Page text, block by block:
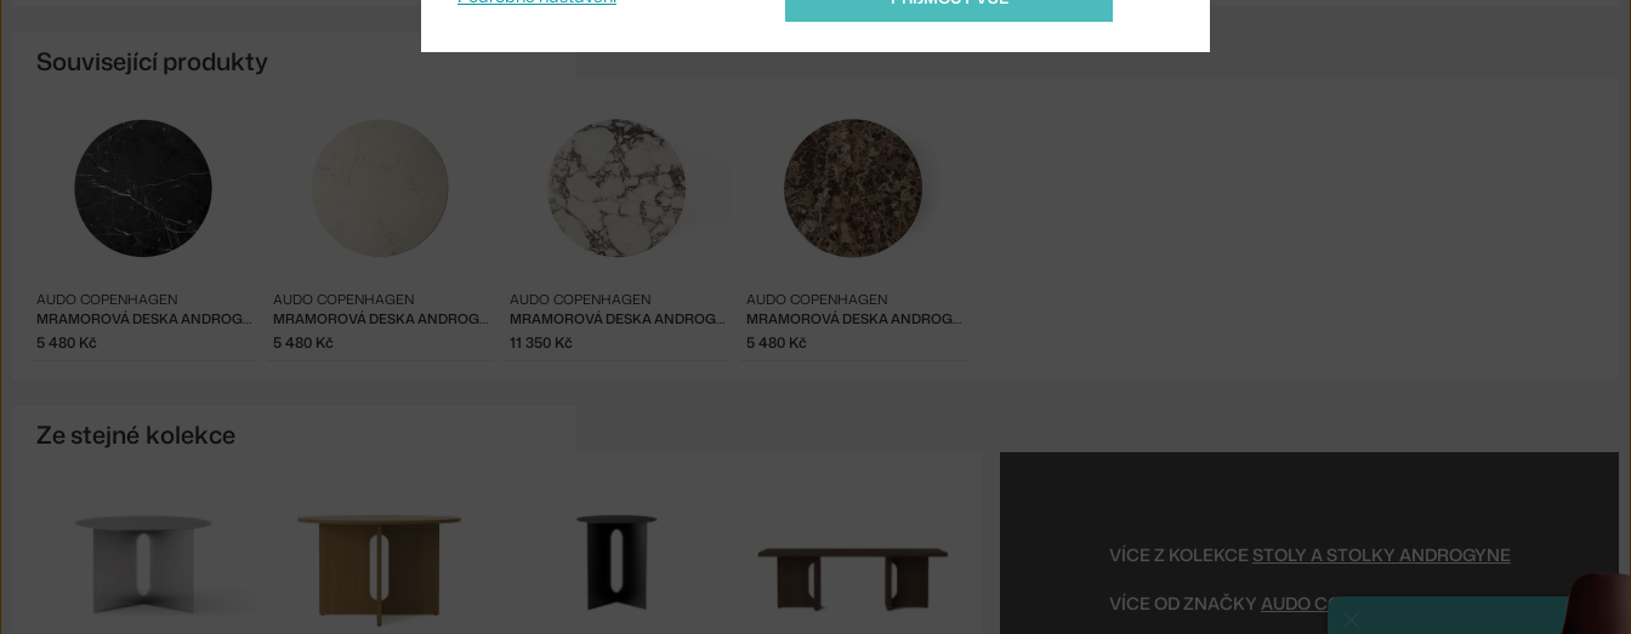
Související produkty
MRAMOROVÁ DESKA ANDROGYNE, BLACK
AUDO COPENHAGEN
5 480 Kč
MRAMOROVÁ DESKA ANDROGYNE, CRYSTAL ROSE
AUDO COPENHAGEN
5 480 Kč
MRAMOROVÁ DESKA ANDROGYNE, CALACATTA VIOLA
AUDO COPENHAGEN
11 350 Kč
MRAMOROVÁ DESKA ANDROGYNE, EMPERADOR
AUDO COPENHAGEN
5 480 Kč
Ze stejné kolekce
VÍCE Z KOLEKCE STOLY A STOLKY ANDROGYNE
VÍCE OD ZNAČKY AUDO COPENHAGEN